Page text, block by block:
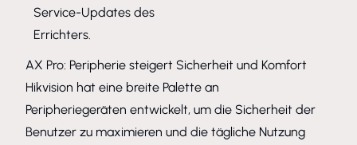
Service-Updates des
Errichters.
AX Pro: Peripherie steigert Sicherheit und Komfort
Hikvision hat eine breite Palette an
Peripheriegeräten entwickelt, um die Sicherheit der
Benutzer zu maximieren und die tägliche Nutzung